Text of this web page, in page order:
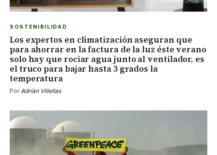
SOSTENIBILIDAD
Los expertos en climatización aseguran que
para ahorrar en la factura de la luz éste verano
solo hay que rociar agua junto al ventilador, es
el truco para bajar hasta 3 grados la
temperatura
Por Adrián Villellas